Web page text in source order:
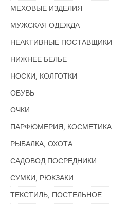
МЕХОВЫЕ ИЗДЕЛИЯ
МУЖСКАЯ ОДЕЖДА
НЕАКТИВНЫЕ ПОСТАВЩИКИ
НИЖНЕЕ БЕЛЬЕ
НОСКИ, КОЛГОТКИ
ОБУВЬ
ОЧКИ
ПАРФЮМЕРИЯ, КОСМЕТИКА
РЫБАЛКА, ОХОТА
САДОВОД ПОСРЕДНИКИ
СУМКИ, РЮКЗАКИ
ТЕКСТИЛЬ, ПОСТЕЛЬНОЕ